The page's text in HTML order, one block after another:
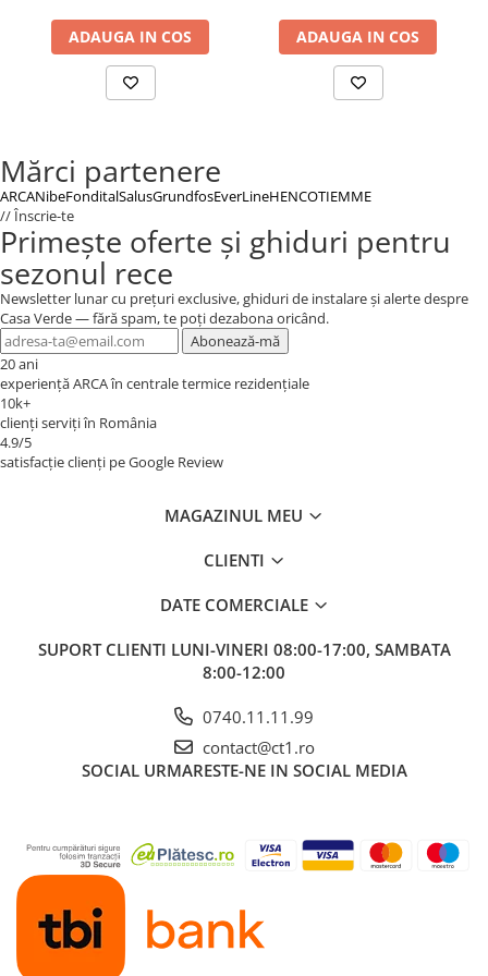
chiar mai mici, in comparatie cu o instalatie clasica formata dintr-
un cazan electric si un sistem de ventilatie. Restul este gratis.
ADAUGA IN COS ADAUGA IN COS
Mărci partenere
ARCANibeFonditalSalusGrundfosEverLineHENCOTIEMME
// Înscrie-te
Primește oferte și ghiduri pentru
sezonul rece
Newsletter lunar cu prețuri exclusive, ghiduri de instalare și alerte despre
Casa Verde — fără spam, te poți dezabona oricând.
Abonează-mă
20 ani
experiență ARCA în centrale termice rezidențiale
10k+
clienți serviți în România
4.9/5
satisfacție clienți pe Google Review
MAGAZINUL MEU
CLIENTI
DATE COMERCIALE
SUPORT CLIENTI LUNI-VINERI 08:00-17:00, SAMBATA
8:00-12:00
0740.11.11.99
contact@ct1.ro
SOCIAL URMARESTE-NE IN SOCIAL MEDIA